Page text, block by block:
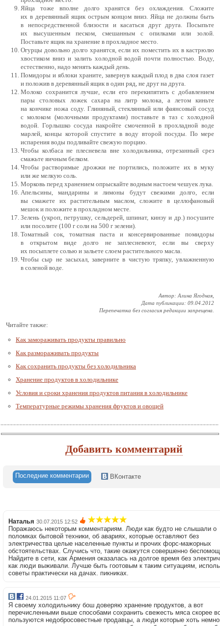
Яйца тоже вполне долго хранятся без охлаждения. Сложите
их в деревянный ящик острым концом вниз. Яйца не должны быть
в непосредственной близости и касаться друг друга. Посыпьте
их высушенным песком, смешанным с опилками или золой.
Поставьте ящик на хранение в прохладное место.
Огурцы довольно долго хранятся, если их поместить их в кастрюлю
хвостиком вниз и залить холодной водой почти полностью. Воду,
естественно, надо менять каждый день.
Помидоры и яблоки храните, завернув каждый плод в два слоя газет
и положив в деревянный ящик в один ряд, не друг на друга.
Молоко сохранится лучше, если его перекипятить с добавлением
пары столовых ложек сахара на литр молока, а летом киньте
на кончике ножа соду. Глиняный, стеклянный или фаянсовый сосуд
с молоком (молочными продуктами) поставьте в таз с холодной
водой. Горлышко сосуда накройте смоченной в прохладной воде
марлей, концы которой спустите в воду второй посуды. По мере
испарения воды подливайте свежую порцию.
Чтобы колбаса не плесневела вне холодильника, отрезанный срез
смажьте яичным белком.
Чтобы растворимые дрожжи не портились, положите их в муку
или же мелкую соль.
Морковь перед хранением опрыскайте водным настоем чешуек лука.
Апельсины, мандарины и лимоны будут свежими долго, если
вы смажете их растительным маслом, сложите в целлофановый
мешок и положите в прохладном месте.
Зелень (укроп, петрушку, сельдерей, шпинат, кинзу и др.) посушите
или посолите (100 г соли на 500 г зелени).
Томатный сок, томатная паста и консервированные помидоры
в открытом виде долго не заплесневеют, если вы сверху
их посыплете солью и зальете слоем растительного масла.
Чтобы сыр не засыхал, заверните в чистую тряпку, увлажненную
в соленой воде.
Автор: Алина Ягодная,
Дата публикации: 09.04.2012
Перепечатка без согласия редакции запрещена.
Читайте также:
Как замораживать продукты правильно
Как размораживать продукты
Как сохранить продукты без холодильника
Хранение продуктов в холодильнике
Условия и сроки хранения продуктов питания в холодильнике
Температурные режимы хранения фруктов и овощей
Добавить комментарий
Последние комментарии ВКонтакте
Наталья 30.07.2015 12:52
Поражаюсь некоторым комментариям. Люди как будто не слышали о
поломках бытовой техники, об авариях, которые оставляют без
электричества целые населенные пункты и прочих форс-мажорных
обстоятельствах. Случись что, такие окажутся совершенно
Найдите в сети, как Армения оказалась на долгое время без
как люди выживали. Лучше быть гоотовым к таким ситуациям,
советы практически на дачах. пикниках.
24.01.2015 11:07
Я своему холодильнику бош доверяю хранение продуктов, а вот
перечисленными выше способами сохранить свежесть мяса скорее
пользуются недобросовестные продавцы, а люди которые хоть